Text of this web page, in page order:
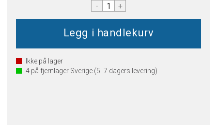
- +
Ikke på lager
4 på fjernlager Sverige (5 -7 dagers levering)